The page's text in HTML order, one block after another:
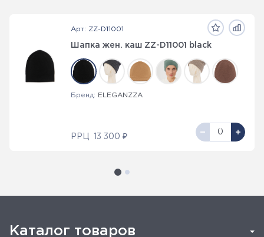
Арт: ZZ-D11001
Шапка жен. каш ZZ-D11001 black
Бренд: ELEGANZZA
РРЦ 13 300 ₽
Каталог товаров